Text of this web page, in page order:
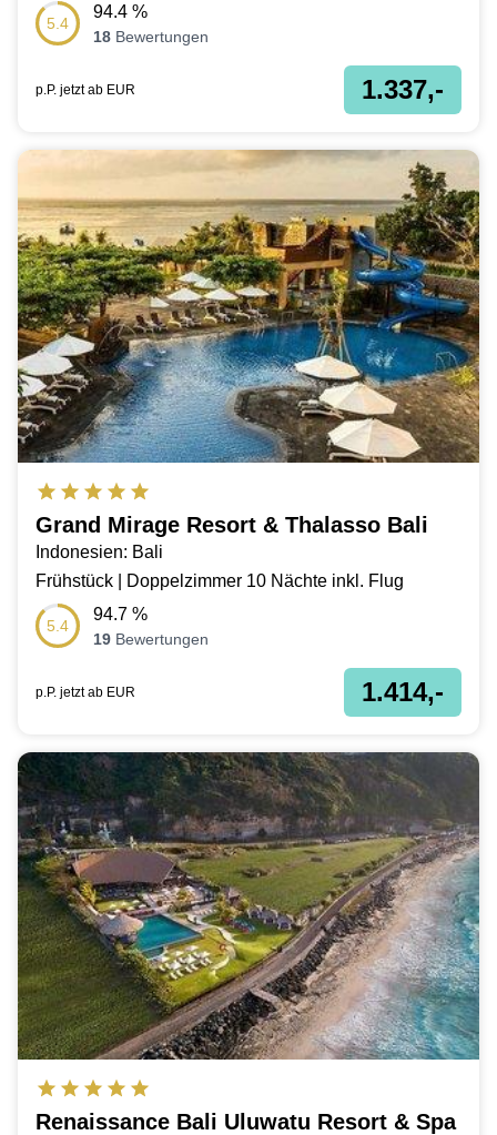
5.4
94.4 %
18 Bewertungen
p.P. jetzt ab EUR 1.337,-
Grand Mirage Resort & Thalasso Bali
Indonesien: Bali
Frühstück | Doppelzimmer 10 Nächte inkl. Flug
5.4
94.7 %
19 Bewertungen
p.P. jetzt ab EUR 1.414,-
Renaissance Bali Uluwatu Resort & Spa